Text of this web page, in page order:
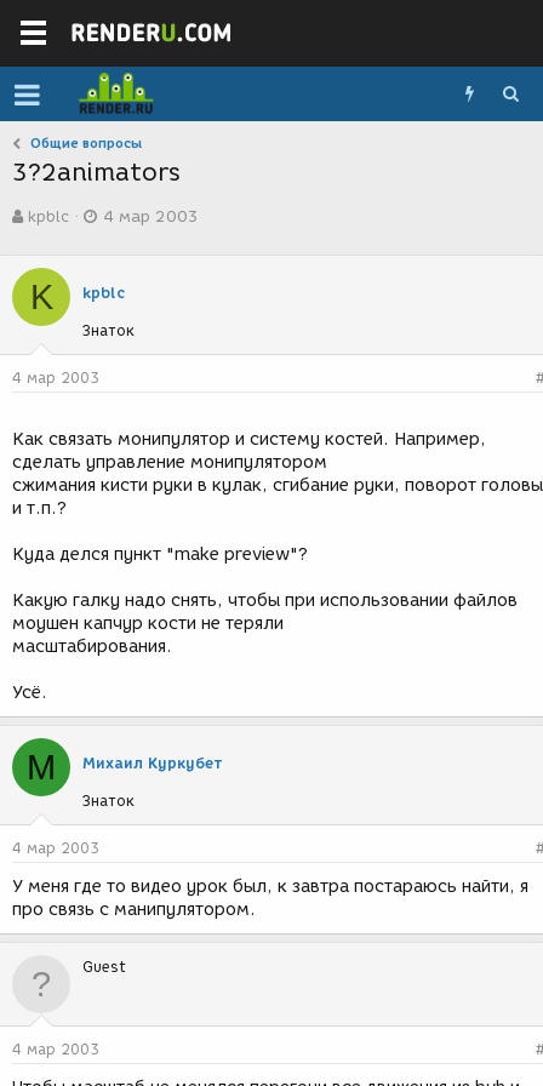
Общие вопросы
3?2animators
в
о
р
т
е
м
ы
kpblc
а
с
з
д
я
4 мар 2003
K kpblc
Знаток
4 мар 2003
Как связать монипулятор и систему костей. Например,
сделать управление монипулятором
сжимания кисти руки в кулак, сгибание руки, поворот головы
и т.п.?
Куда делся пункт "make preview"?
Какую галку надо снять, чтобы при использовании файлов
моушен капчур кости не теряли
масштабирования.
Усё.
М Михаил Куркубет
Знаток
4 мар 2003
У меня где то видео урок был, к завтра постараюсь найти, я
про связь с манипулятором.
Guest
4 мар 2003